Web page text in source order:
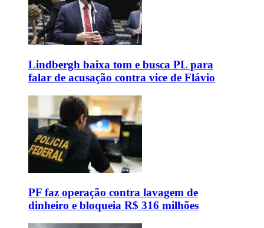
Lindbergh baixa tom e busca PL para
falar de acusação contra vice de Flávio
PF faz operação contra lavagem de
dinheiro e bloqueia R$ 316 milhões